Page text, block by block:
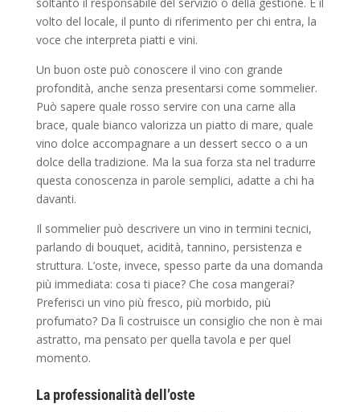
volto del locale, il punto di riferimento per chi entra, la
voce che interpreta piatti e vini.
Un buon oste può conoscere il vino con grande
profondità, anche senza presentarsi come sommelier.
Può sapere quale rosso servire con una carne alla
brace, quale bianco valorizza un piatto di mare, quale
vino dolce accompagnare a un dessert secco o a un
dolce della tradizione. Ma la sua forza sta nel tradurre
questa conoscenza in parole semplici, adatte a chi ha
davanti.
Il sommelier può descrivere un vino in termini tecnici,
parlando di bouquet, acidità, tannino, persistenza e
struttura. L’oste, invece, spesso parte da una domanda
più immediata: cosa ti piace? Che cosa mangerai?
Preferisci un vino più fresco, più morbido, più
profumato? Da lì costruisce un consiglio che non è mai
astratto, ma pensato per quella tavola e per quel
momento.
La professionalità dell’oste